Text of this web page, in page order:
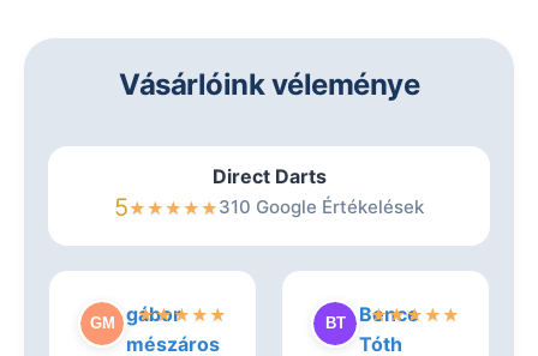
Vásárlóink véleménye
Direct Darts
5★★★★★310 Google Értékelések
gábor
mészáros
★★★★★
Bence
Tóth
★★★★★